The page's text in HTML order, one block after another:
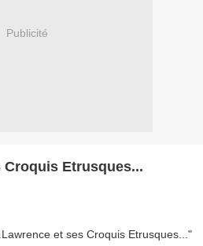
Publicité
Croquis Etrusques...